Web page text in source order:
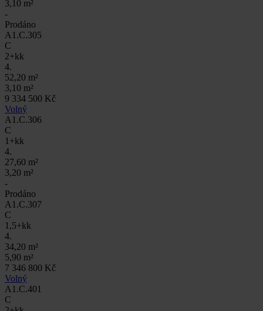
3,10 m²
-
Prodáno
A1.C.305
C
2+kk
4.
52,20 m²
3,10 m²
9 334 500 Kč
Volný
A1.C.306
C
1+kk
4.
27,60 m²
3,20 m²
-
Prodáno
A1.C.307
C
1,5+kk
4.
34,20 m²
5,90 m²
7 346 800 Kč
Volný
A1.C.401
C